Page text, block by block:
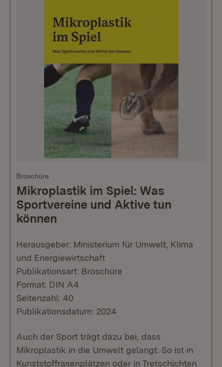
Broschüre
Mikroplastik im Spiel: Was
Sportvereine und Aktive tun
können
Herausgeber: Ministerium für Umwelt, Klima
und Energiewirtschaft
Publikationsart: Broschüre
Format: DIN A4
Seitenzahl: 40
Publikationsdatum: 2024
Auch der Sport trägt dazu bei, dass
Mikroplastik in die Umwelt gelangt. So ist in
Kunststoffrasenplätzen oder in Tretschichten